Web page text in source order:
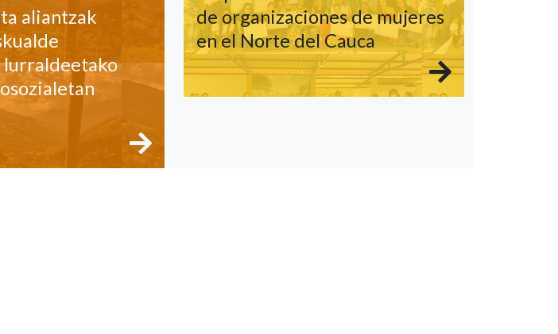
aliantzak
de organizaciones de mujeres
en el Norte del Cauca